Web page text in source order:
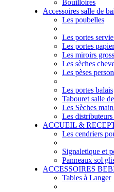
Bouilloires
Accessoires salle de
Les poubelles
Les portes
Les portes papier
Les miroirs
Les sèches
Les pèses
Les portes balais
Tabouret salle
Les Sèches
Les distributeurs
ACCUEIL &
Les cendriers
Signaletique et
Panneaux sol
ACCESSOIRES
Tables à Langer